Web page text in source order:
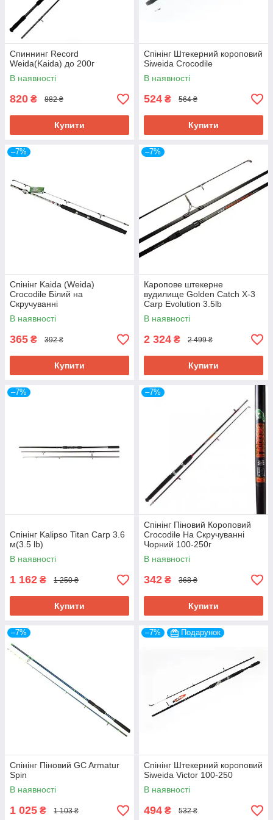
Штекерний короповий спінінг з неопреновою
рукояттю та бланком зі скловолокна. Його довжина
у розкладеному вигляді становить 2,7 м, а тест
коливається від 300 до 500 грамів. Вага спінінга –
455 грамів.
Дізнатися більше
Спінінг на скрутці DR. Agon Crocodile
для лову коропа можна на
нашому сайті. Довжина цієї моделі у розкладеному
варіанті коливається від 1,8 до 3 м залежно від
комплектації. Ручка виготовлена із неопрену, а
бланк із литого склопластику.
Дізнатися більше
Спиннинг Record
Weida(Kaida) до 200г
В наявності
820 ₴ 882 ₴
Купити
Спінінг Штекерний короповий
Siweida Crocodile
В наявності
524 ₴ 564 ₴
Купити
–7%
Спінінг Kaida (Weida)
Crocodile Білий на
Скручуванні
В наявності
365 ₴ 392 ₴
Купити
–7%
Каропове штекерне
вудилище Golden Catch X-3
Carp Evolution 3.5lb
В наявності
2 324 ₴ 2 499 ₴
Купити
–7%
Спінінг Kalipso Titan Carp 3.6
м(3.5 lb)
В наявності
1 162 ₴ 1 250 ₴
Купити
–7%
Спінінг Піновий Короповий
Crocodile На Скручуванні
Чорний 100-250г
В наявності
342 ₴ 368 ₴
Купити
–7%
Спінінг Піновий GC Armatur
Spin
В наявності
1 025 ₴ 1 103 ₴
–7% Подарунок
Спінінг Штекерний короповий
Siweida Victor 100-250
В наявності
494 ₴ 532 ₴